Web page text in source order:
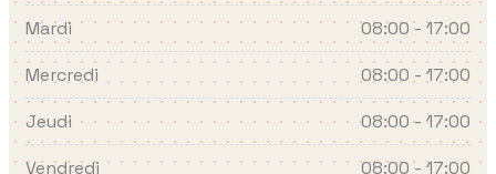
Mardi
08:00 - 17:00
Mercredi
08:00 - 17:00
Jeudi
08:00 - 17:00
Vendredi
08:00 - 17:00